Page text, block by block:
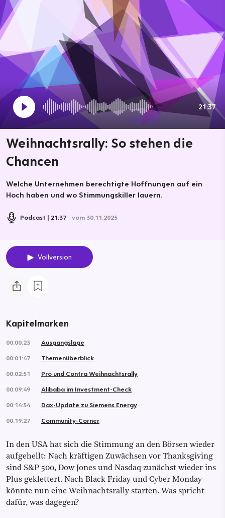
21:37
Weihnachtsrally: So stehen die
Chancen
Welche Unternehmen berechtigte Hoffnungen auf ein
Hoch haben und wo Stimmungskiller lauern.
Podcast 21:37 vom 30.11.2025
Vollversion
Kapitelmarken
00:00:23
Ausgangslage
00:01:47
Themenüberblick
00:02:51
Pro und Contra Weihnachtsrally
00:09:49
Alibaba im Investment-Check
00:14:54
Dax-Update zu Siemens Energy
00:19:27
Community-Corner
In den USA hat sich die Stimmung an den Börsen wieder
aufgehellt: Nach kräftigen Zuwächsen vor Thanksgiving
sind S&P 500, Dow Jones und Nasdaq zunächst wieder ins
Plus geklettert. Nach Black Friday und Cyber Monday
könnte nun eine Weihnachtsrally starten. Was spricht
dafür, was dagegen?